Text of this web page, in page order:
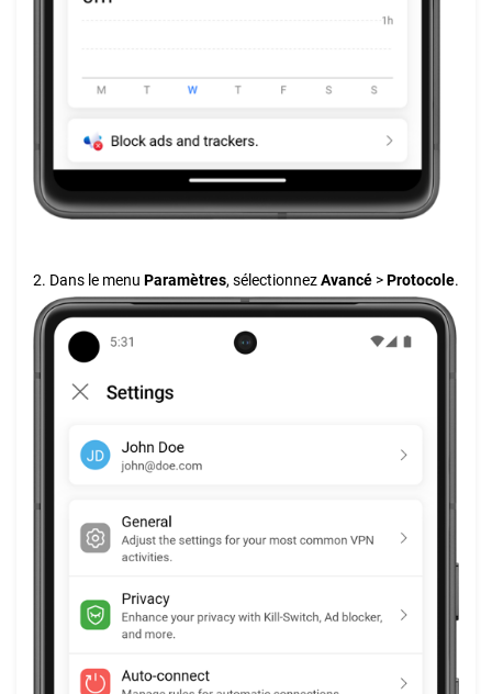
2. Dans le menu Paramètres, sélectionnezAvancé >Protocole.